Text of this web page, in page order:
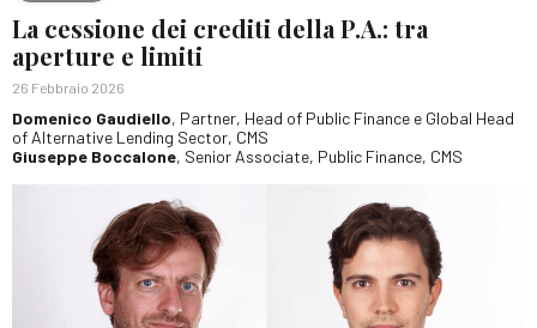
La cessione dei crediti della P.A.: tra
aperture e limiti
26 Febbraio 2026
Domenico Gaudiello, Partner, Head of Public Finance e Global Head
of Alternative Lending Sector, CMS
Giuseppe Boccalone, Senior Associate, Public Finance, CMS